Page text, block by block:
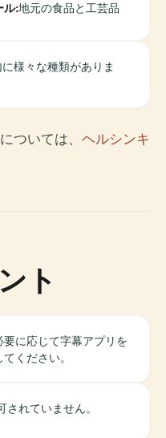
ル:地元の食品と工芸品
様々な種類がありま
ついては、 ヘルシンキ
ト
に応じて字幕アプリを
ください。
れていません。